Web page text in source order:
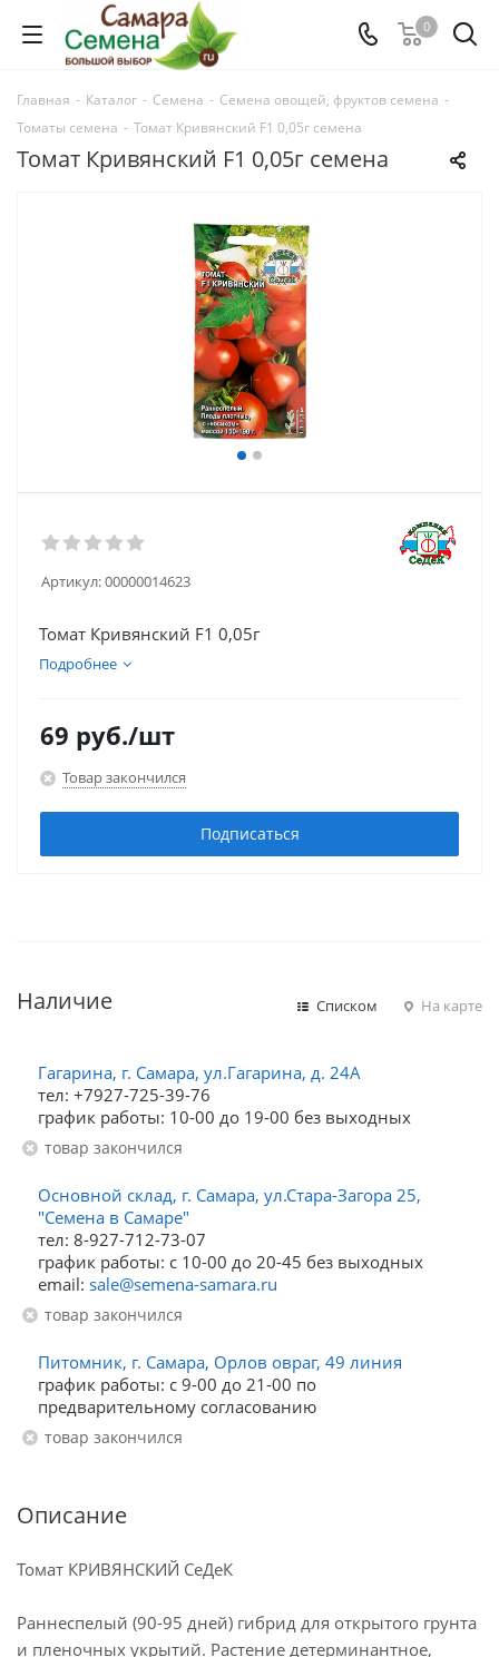
0
Главная - Каталог - Семена - Семена овощей, фруктов семена -
Томаты семена - Томат Кривянский F1 0,05г семена
Томат Кривянский F1 0,05г семена
Артикул:00000014623
Томат Кривянский F1 0,05г
Подробнее
69 руб./шт
Товар закончился
Подписаться
Наличие Списком На карте
Гагарина, г. Самара, ул.Гагарина, д. 24А
тел: +7927-725-39-76
график работы: 10-00 до 19-00 без выходных
Товар закончился
Основной склад, г. Самара, ул.Стара-Загора 25,
"Семена в Самаре"
тел: 8-927-712-73-07
график работы: с 10-00 до 20-45 без выходных
email: sale@semena-samara.ru
Товар закончился
Питомник, г. Самара, Орлов овраг, 49 линия
график работы: с 9-00 до 21-00 по
предварительному согласованию
Товар закончился
Описание
Томат КРИВЯНСКИЙ СеДеК
Раннеспелый (90-95 дней) гибрид для открытого грунта
и пленочных укрытий. Растение детерминантное,